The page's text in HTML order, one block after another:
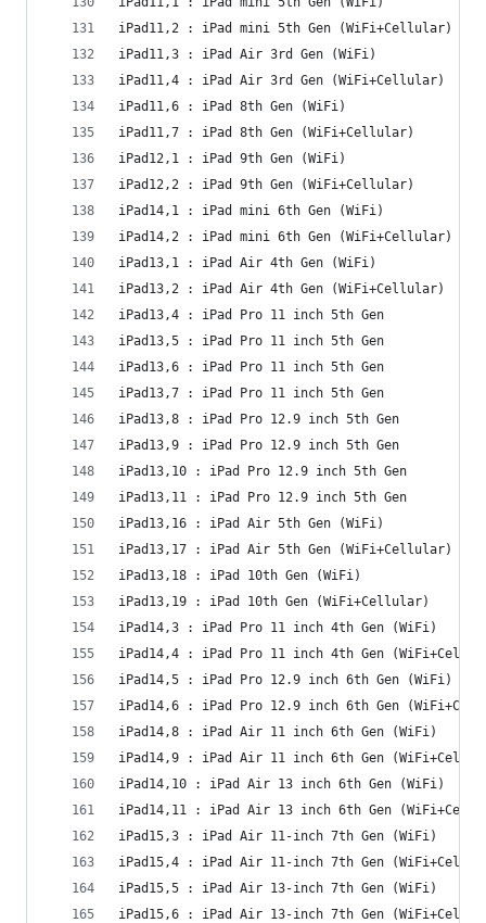
iPad11,2 : iPad mini 5th Gen (WiFi+Cellular)
iPad11,3 : iPad Air 3rd Gen (WiFi)
iPad11,4 : iPad Air 3rd Gen (WiFi+Cellular)
iPad11,6 : iPad 8th Gen (WiFi)
iPad11,7 : iPad 8th Gen (WiFi+Cellular)
iPad12,1 : iPad 9th Gen (WiFi)
iPad12,2 : iPad 9th Gen (WiFi+Cellular)
iPad14,1 : iPad mini 6th Gen (WiFi)
iPad14,2 : iPad mini 6th Gen (WiFi+Cellular)
iPad13,1 : iPad Air 4th Gen (WiFi)
iPad13,2 : iPad Air 4th Gen (WiFi+Cellular)
iPad13,4 : iPad Pro 11 inch 5th Gen
iPad13,5 : iPad Pro 11 inch 5th Gen
iPad13,6 : iPad Pro 11 inch 5th Gen
iPad13,7 : iPad Pro 11 inch 5th Gen
iPad13,8 : iPad Pro 12.9 inch 5th Gen
iPad13,9 : iPad Pro 12.9 inch 5th Gen
iPad13,10 : iPad Pro 12.9 inch 5th Gen
iPad13,11 : iPad Pro 12.9 inch 5th Gen
iPad13,16 : iPad Air 5th Gen (WiFi)
iPad13,17 : iPad Air 5th Gen (WiFi+Cellular)
iPad13,18 : iPad 10th Gen (WiFi)
iPad13,19 : iPad 10th Gen (WiFi+Cellular)
iPad14,3 : iPad Pro 11 inch 4th Gen (WiFi)
iPad14,4 : iPad Pro 11 inch 4th Gen
iPad14,5 : iPad Pro 12.9 inch 6th Gen (WiFi)
iPad14,6 : iPad Pro 12.9 inch 6th Gen
iPad14,8 : iPad Air 11 inch 6th Gen (WiFi)
iPad14,9 : iPad Air 11 inch 6th Gen
iPad14,10 : iPad Air 13 inch 6th Gen (WiFi)
iPad14,11 : iPad Air 13 inch 6th Gen
iPad15,3 : iPad Air 11-inch 7th Gen (WiFi)
iPad15,4 : iPad Air 11-inch 7th Gen
iPad15,5 : iPad Air 13-inch 7th Gen (WiFi)
iPad15,6 : iPad Air 13-inch 7th Gen